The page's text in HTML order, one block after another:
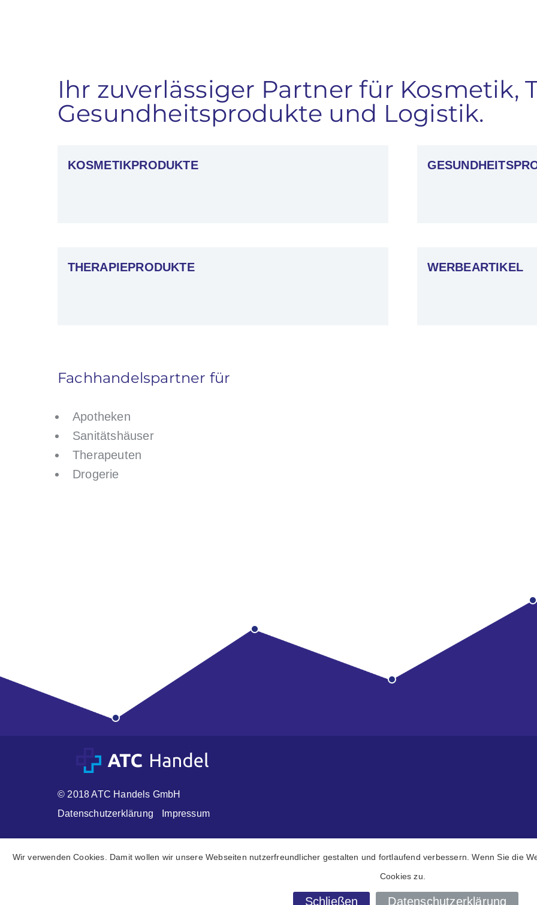
Ihr zuverlässiger Partner für Kosmetik,
Gesundheitsprodukte und Logistik.
KOSMETIKPRODUKTE
THERAPIEPRODUKTE WERBEARTIKEL
Fachhandelspartner für
Apotheken
Sanitätshäuser
Therapeuten
Drogerie
© 2018 ATC Handels GmbH
Datenschutzerklärung
Impressum
Wir verwenden Cookies. Damit wollen wir unsere Webseiten nutzerfreundlicher gestalten und fortlaufend verbessern. Wenn Sie die
Cookies zu.
Schließen Datenschutzerklärung